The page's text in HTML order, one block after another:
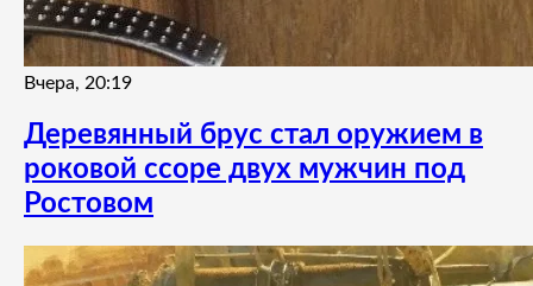
Вчера, 20:19
Деревянный брус стал оружием в
роковой ссоре двух мужчин под
Ростовом